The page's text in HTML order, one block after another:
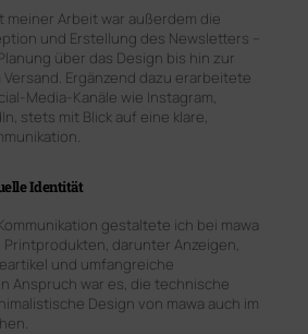
meiner Arbeit war außerdem die
und Erstellung des Newsletters –
über das Design bis hin zur
Ergänzend dazu erarbeitete
Media-Kanäle wie Instagram,
stets mit Blick auf eine klare,
Identität
gestaltete ich bei mawa
Printprodukten, darunter Anzeigen,
und umfangreiche
Anspruch war es, die technische
Design von mawa auch im